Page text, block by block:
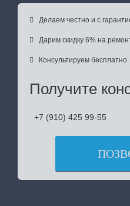
 Делаем честно и с
 Дарим скидку 6% на
 Консультируем бесплатно
Получите
+7 (910) 425 99-55